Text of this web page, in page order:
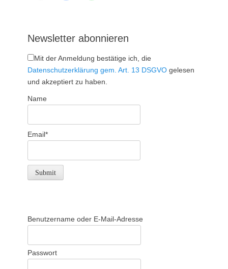
Newsletter abonnieren
Mit der Anmeldung bestätige ich, die
Datenschutzerklärung gem. Art. 13 DSGVO gelesen
und akzeptiert zu haben.
Name
Email*
Benutzername oder E-Mail-Adresse
Passwort